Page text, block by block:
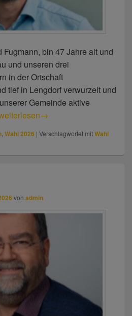
bin 47 Jahre alt und
und unseren drei
in der Ortschaft
tief in Lengdorf verwurzelt und
Gemeinde aktive
Fugmann
→
Wahl 2026 | Verschlagwortet mitWahl
von admin